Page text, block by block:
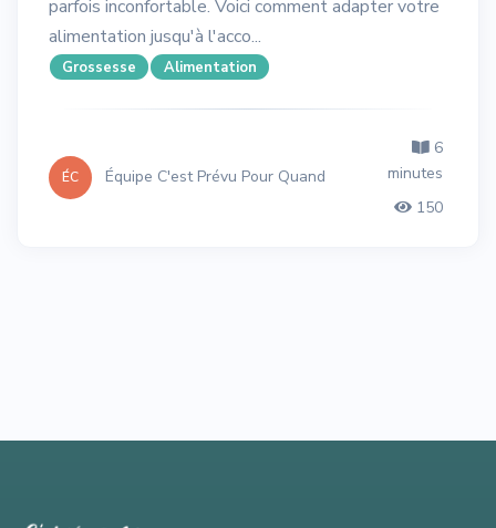
parfois inconfortable. Voici comment adapter votre
alimentation jusqu'à l'acco...
Grossesse Alimentation
ÉC Équipe C'est Prévu Pour Quand
6
minutes
150